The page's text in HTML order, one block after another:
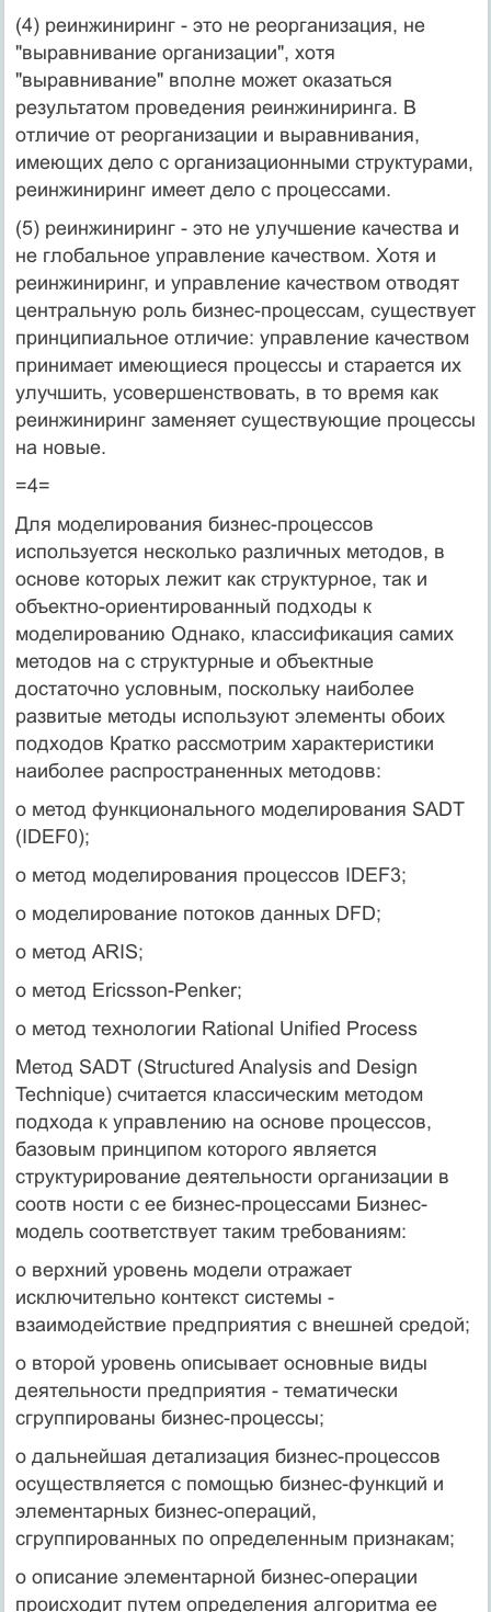
(4) реинжиниринг - это не реорганизация, не
"выравнивание организации", хотя
"выравнивание" вполне может оказаться
результатом проведения реинжиниринга. В
отличие от реорганизации и выравнивания,
имеющих дело с организационными структурами,
реинжиниринг имеет дело с процессами.
(5) реинжиниринг - это не улучшение качества и
не глобальное управление качеством. Хотя и
реинжиниринг, и управление качеством отводят
центральную роль бизнес-процессам, существует
принципиальное отличие: управление качеством
принимает имеющиеся процессы и старается их
улучшить, усовершенствовать, в то время как
реинжиниринг заменяет существующие процессы
на новые.
=4=
Для моделирования бизнес-процессов
используется несколько различных методов, в
основе которых лежит как структурное, так и
объектно-ориентированный подходы к
моделированию Однако, классификация самих
методов на с структурные и объектные
достаточно условным, поскольку наиболее
развитые методы используют элементы обоих
подходов Кратко рассмотрим характеристики
наиболее распространенных методовв:
o метод функционального моделирования SADT
(IDEF0);
o метод моделирования процессов IDEF3;
o моделирование потоков данных DFD;
o метод ARIS;
o метод Ericsson-Penker;
o метод технологии Rational Unified Process
Метод SADT (Structured Analysis and Design
Technique) считается классическим методом
подхода к управлению на основе процессов,
базовым принципом которого является
структурирование деятельности организации в
соотв ности с ее бизнес-процессами Бизнес-
модель соответствует таким требованиям:
o верхний уровень модели отражает
исключительно контекст системы -
взаимодействие предприятия с внешней средой;
o второй уровень описывает основные виды
деятельности предприятия - тематически
сгруппированы бизнес-процессы;
o дальнейшая детализация бизнес-процессов
осуществляется с помощью бизнес-функций и
элементарных бизнес-операций,
сгруппированных по определенным признакам;
o описание элементарной бизнес-операции
происходит путем определения алгоритма ее